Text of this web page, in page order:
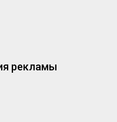
рекламы